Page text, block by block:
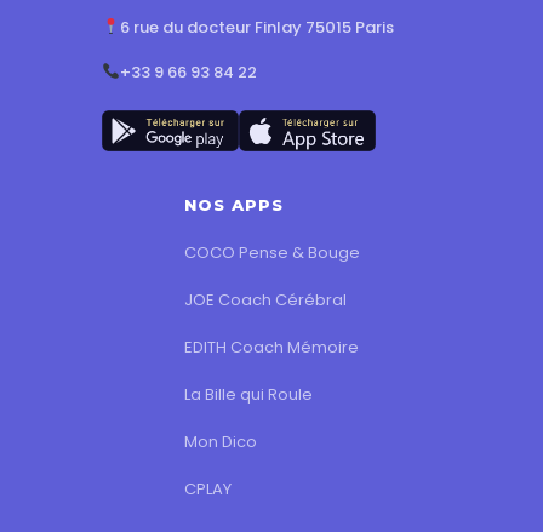
6 rue du docteur Finlay 75015 Paris
+33 9 66 93 84 22
NOS APPS
COCO Pense & Bouge
JOE Coach Cérébral
EDITH Coach Mémoire
La Bille qui Roule
Mon Dico
CPLAY